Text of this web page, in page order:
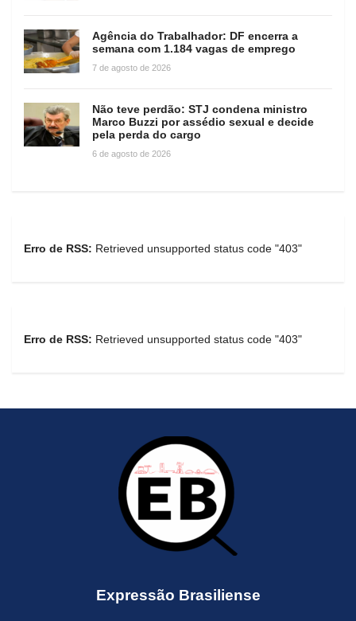
Agência do Trabalhador: DF encerra a
semana com 1.184 vagas de emprego
7 de agosto de 2026
Não teve perdão: STJ condena ministro
Marco Buzzi por assédio sexual e decide
pela perda do cargo
6 de agosto de 2026
Erro de RSS: Retrieved unsupported status code "403"
Erro de RSS: Retrieved unsupported status code "403"
Expressão Brasiliense